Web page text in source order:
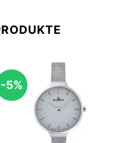
-5%